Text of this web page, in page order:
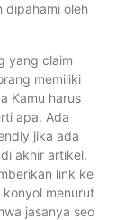
dipahami oleh
yang claim
memiliki
Kamu harus
apa. Ada
jika ada
akhir artikel.
link ke
menurut
jasanya seo